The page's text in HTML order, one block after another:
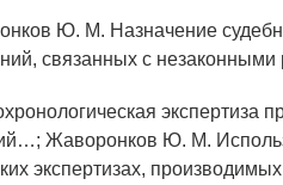
Ю. М. Назначение
связанных с
экспертиза
Жаворонков Ю. М.
экспертизах,